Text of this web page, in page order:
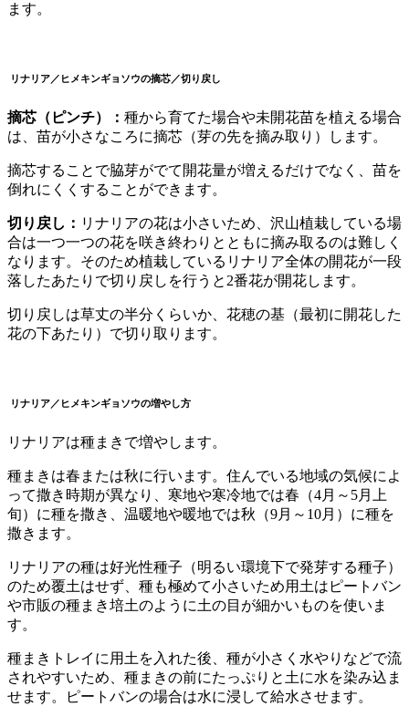
ます。
リナリア／ヒメキンギョソウの摘芯／切り戻し
摘芯（ピンチ）： 種から育てた場合や未開花苗を植える場合
は、苗が小さなころに摘芯（芽の先を摘み取り）します。
摘芯することで脇芽がでて開花量が増えるだけでなく、苗を
倒れにくくすることができます。
切り戻し： リナリアの花は小さいため、沢山植栽している場
合は一つ一つの花を咲き終わりとともに摘み取るのは難しく
なります。そのため植栽しているリナリア全体の開花が一段
落したあたりで切り戻しを行うと2番花が開花します。
切り戻しは草丈の半分くらいか、花穂の基（最初に開花した
花の下あたり）で切り取ります。
リナリア／ヒメキンギョソウの増やし方
リナリアは種まきで増やします。
種まきは春または秋に行います。住んでいる地域の気候によ
って撒き時期が異なり、寒地や寒冷地では春（4月～5月上
旬）に種を撒き、温暖地や暖地では秋（9月～10月）に種を
撒きます。
リナリアの種は好光性種子（明るい環境下で発芽する種子）
のため覆土はせず、種も極めて小さいため用土はピートバン
や市販の種まき培土のように土の目が細かいものを使いま
す。
種まきトレイに用土を入れた後、種が小さく水やりなどで流
されやすいため、種まきの前にたっぷりと土に水を染み込ま
せます。ピートバンの場合は水に浸して給水させます。